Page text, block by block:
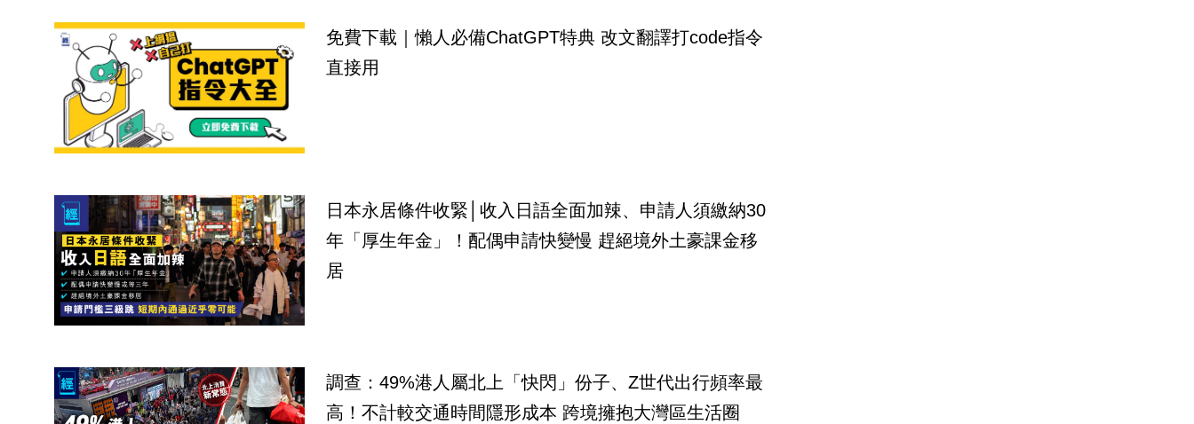
免費下載｜懶人必備ChatGPT特典 改文翻譯打code指令
直接用
日本永居條件收緊│收入日語全面加辣、申請人須繳納30
年「厚生年金」！配偶申請快變慢 趕絕境外土豪課金移
居
調查：49%港人屬北上「快閃」份子、Z世代出行頻率最
高！不計較交通時間隱形成本 跨境擁抱大灣區生活圈